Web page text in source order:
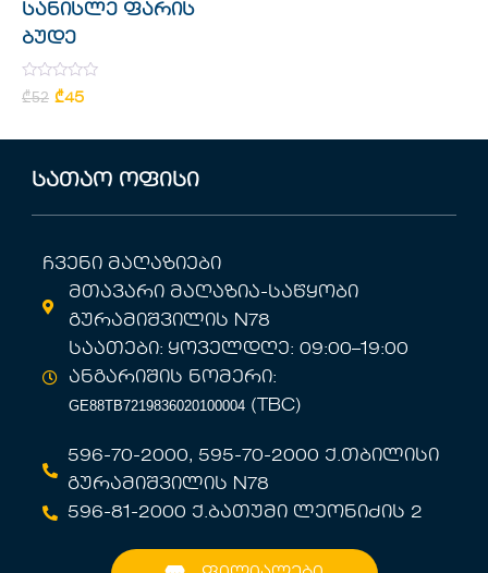
სანისლე ფარის
ბუდე
Rated
0
₾52 ₾45
სათაო ოფისი
ჩვენი მაღაზიები
მთავარი მაღაზია-საწყობი
გურამიშვილის N78
საათები: ყოველდღე: 09:00–19:00
ანგარიშის ნომერი:
GE88TB7219836020100004(TBC)
596-70-2000, 595-70-2000 ქ.თბილისი
გურამიშვილის N78
596-81-2000 ქ.ბათუმი ლეონიძის 2